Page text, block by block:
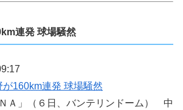
連発 球場騒然
が160km連発 球場騒然
ＮＡ」（６日、バンテリンドーム） 中